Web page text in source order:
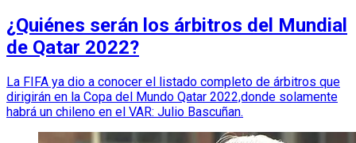
¿Quiénes serán los árbitros del Mundial
de Qatar 2022?
La FIFA ya dio a conocer el listado completo de árbitros que
dirigirán en la Copa del Mundo Qatar 2022,donde solamente
habrá un chileno en el VAR: Julio Bascuñan.